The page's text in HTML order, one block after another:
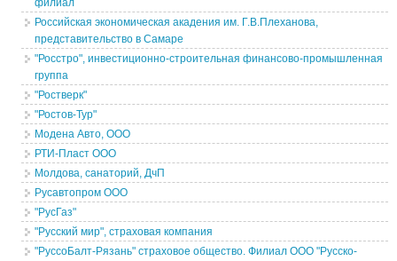
филиал
Российская экономическая акадения им. Г.В.Плеханова,
представительство в Самаре
"Росстро", инвестиционно-строительная финансово-промышленная
группа
"Ростверк"
"Ростов-Тур"
Модена Авто, ООО
РТИ-Пласт ООО
Молдова, санаторий, ДчП
Русавтопром ООО
"РусГаз"
"Русский мир", страховая компания
"РуссоБалт-Рязань" страховое общество. Филиал ООО "Русско-